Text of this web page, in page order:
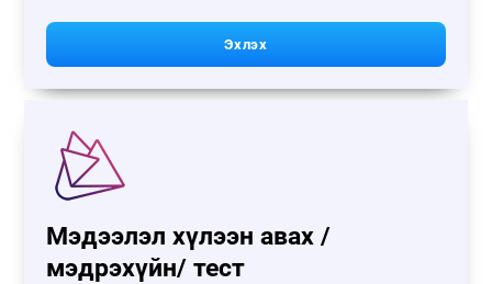
Эхлэх
Мэдээлэл хүлээн авах /
мэдрэхүйн/ тест